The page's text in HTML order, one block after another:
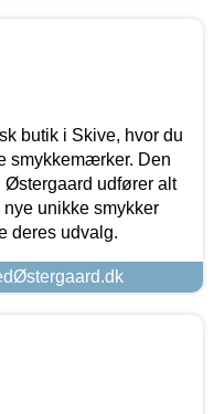
butik i Skive, hvor du
smykkemærker. Den
Østergaard udfører alt
unikke smykker
deres udvalg.